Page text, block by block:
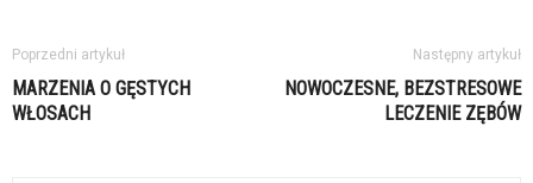
Poprzedni artykuł
MARZENIA O GĘSTYCH
WŁOSACH
Następny artykuł
NOWOCZESNE, BEZSTRESOWE
LECZENIE ZĘBÓW